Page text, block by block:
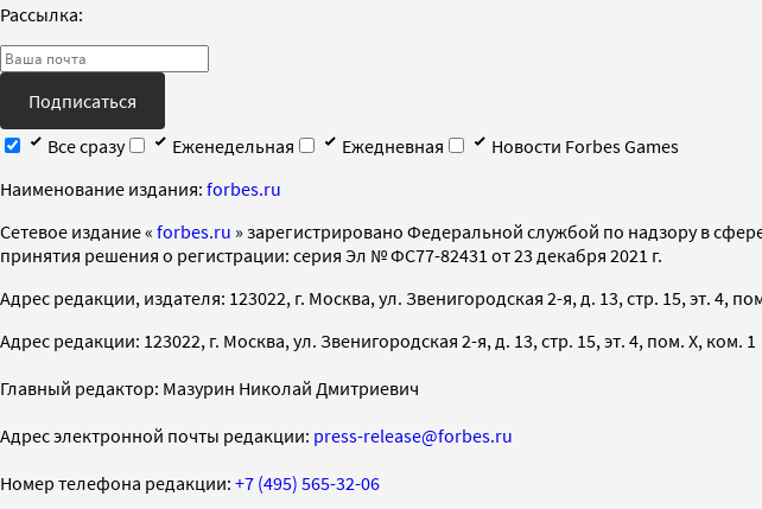
Рассылка:
Подписаться
Все сразу
Еженедельная Ежедневная
Новости Forbes Games
Наименование издания: forbes.ru
Cетевое издание « forbes.ru » зарегистрировано Федеральной службой по надзору в
принятия решения о регистрации: серия Эл № ФС77-82431 от 23 декабря 2021 г.
Адрес редакции, издателя: 123022, г. Москва, ул. Звенигородская 2-я, д. 13, стр. 15, эт. 4,
Адрес редакции: 123022, г. Москва, ул. Звенигородская 2-я, д. 13, стр. 15, эт. 4, пом. X, ком. 1
Главный редактор: Мазурин Николай Дмитриевич
Адрес электронной почты редакции: press-release@forbes.ru
Номер телефона редакции: +7 (495) 565-32-06